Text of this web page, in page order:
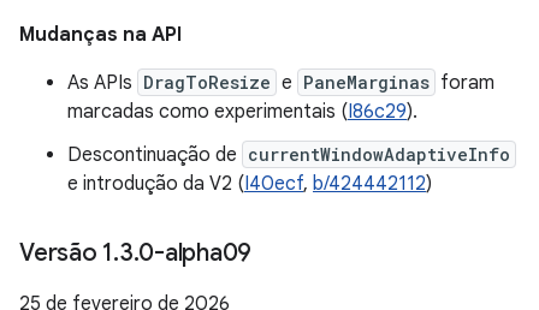
Mudanças na API
As APIs DragToResize e PaneMarginas foram
marcadas como experimentais (I86c29).
Descontinuação de currentWindowAdaptiveInfo
e introdução da V2 (I40ecf, b/424442112)
Versão 1.3.0-alpha09
25 de fevereiro de 2026